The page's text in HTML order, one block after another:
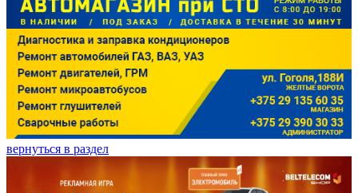
вернуться в раздел